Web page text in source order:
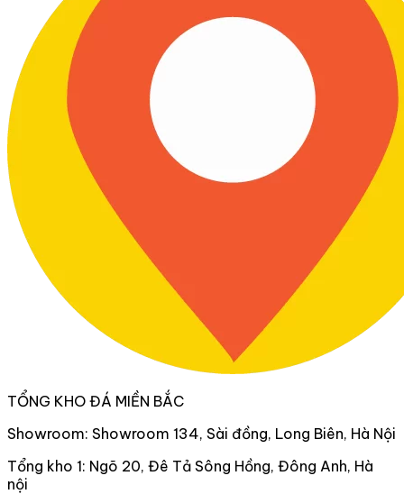
TỔNG KHO ĐÁ MIỀN BẮC
Showroom: Showroom 134, Sài đồng, Long Biên, Hà Nội
Tổng kho 1: Ngõ 20, Đê Tả Sông Hồng, Đông Anh, Hà
nội